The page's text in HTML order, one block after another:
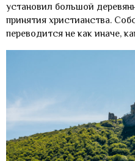
установил большой
принятия христианства.
переводится не как иначе,